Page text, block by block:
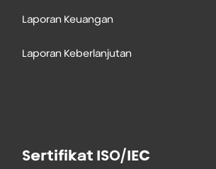
Laporan Keuangan
Laporan Keberlanjutan
Sertifikat ISO/IEC